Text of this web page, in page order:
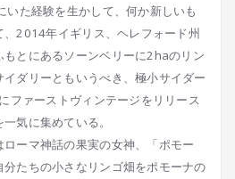
いた経験を生かして、何か新しいも
2014年イギリス、ヘレフォード州
とにあるソーンベリーに2haのリン
ダリーともいうべき、極小サイダー
ファーストヴィンテージをリリース
気に集めている。
ーマ神話の果実の女神、「ポモー
たちの小さなリンゴ畑をポモーナの